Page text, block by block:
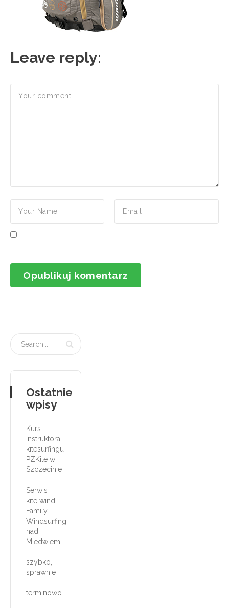
Leave reply:
Ostatnie
wpisy
Kurs
instruktora
kitesurfingu
PZKite w
Szczecinie
Serwis
kite wind
Family
Windsurfing
nad
Miedwiem
–
szybko,
sprawnie
i
terminowo